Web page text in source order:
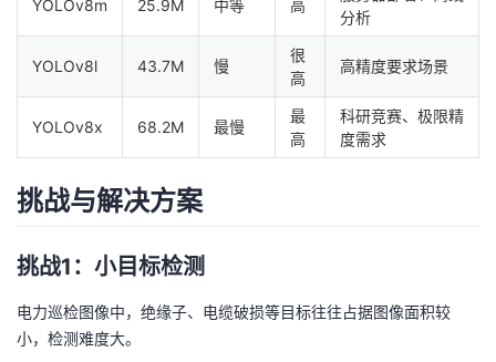
YOLOv8m 25.9M 中等 高
分析
YOLOv8l 43.7M 慢
很
高
高精度要求场景
YOLOv8x 68.2M 最慢
最
高
科研竞赛、极限精
度需求
挑战与解决方案
挑战1：小目标检测
电力巡检图像中，绝缘子、电缆破损等目标往往占据图像面积较
小，检测难度大。